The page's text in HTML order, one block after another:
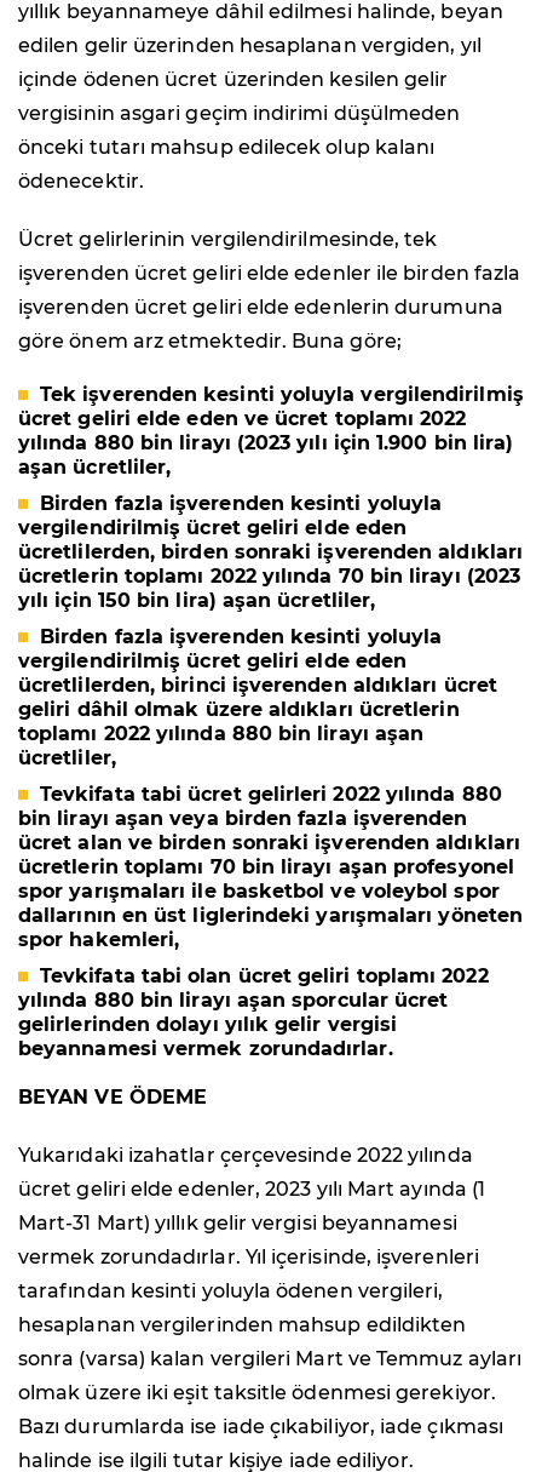
yıllık beyannameye dâhil edilmesi halinde, beyan
edilen gelir üzerinden hesaplanan vergiden, yıl
içinde ödenen ücret üzerinden kesilen gelir
vergisinin asgari geçim indirimi düşülmeden
önceki tutarı mahsup edilecek olup kalanı
ödenecektir.
Ücret gelirlerinin vergilendirilmesinde, tek
işverenden ücret geliri elde edenler ile birden fazla
işverenden ücret geliri elde edenlerin durumuna
göre önem arz etmektedir. Buna göre;
Tek işverenden kesinti yoluyla vergilendirilmiş
ücret geliri elde eden ve ücret toplamı 2022
yılında 880 bin lirayı (2023 yılı için 1.900 bin lira)
aşan ücretliler,
Birden fazla işverenden kesinti yoluyla
vergilendirilmiş ücret geliri elde eden
ücretlilerden, birden sonraki işverenden aldıkları
ücretlerin toplamı 2022 yılında 70 bin lirayı (2023
yılı için 150 bin lira) aşan ücretliler,
Birden fazla işverenden kesinti yoluyla
vergilendirilmiş ücret geliri elde eden
ücretlilerden, birinci işverenden aldıkları ücret
geliri dâhil olmak üzere aldıkları ücretlerin
toplamı 2022 yılında 880 bin lirayı aşan
ücretliler,
Tevkifata tabi ücret gelirleri 2022 yılında 880
bin lirayı aşan veya birden fazla işverenden
ücret alan ve birden sonraki işverenden aldıkları
ücretlerin toplamı 70 bin lirayı aşan profesyonel
spor yarışmaları ile basketbol ve voleybol spor
dallarının en üst liglerindeki yarışmaları yöneten
spor hakemleri,
Tevkifata tabi olan ücret geliri toplamı 2022
yılında 880 bin lirayı aşan sporcular ücret
gelirlerinden dolayı yılık gelir vergisi
beyannamesi vermek zorundadırlar.
BEYAN VE ÖDEME
Yukarıdaki izahatlar çerçevesinde 2022 yılında
ücret geliri elde edenler, 2023 yılı Mart ayında (1
Mart-31 Mart) yıllık gelir vergisi beyannamesi
vermek zorundadırlar. Yıl içerisinde, işverenleri
tarafından kesinti yoluyla ödenen vergileri,
hesaplanan vergilerinden mahsup edildikten
sonra (varsa) kalan vergileri Mart ve Temmuz ayları
olmak üzere iki eşit taksitle ödenmesi gerekiyor.
Bazı durumlarda ise iade çıkabiliyor, iade çıkması
halinde ise ilgili tutar kişiye iade ediliyor.